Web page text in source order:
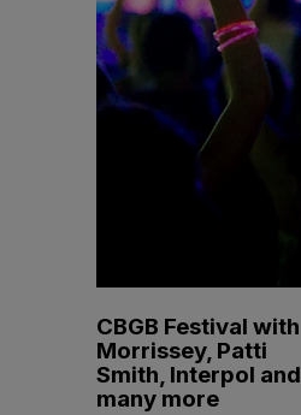
CBGB Festival with
Morrissey, Patti
Smith, Interpol and
many more